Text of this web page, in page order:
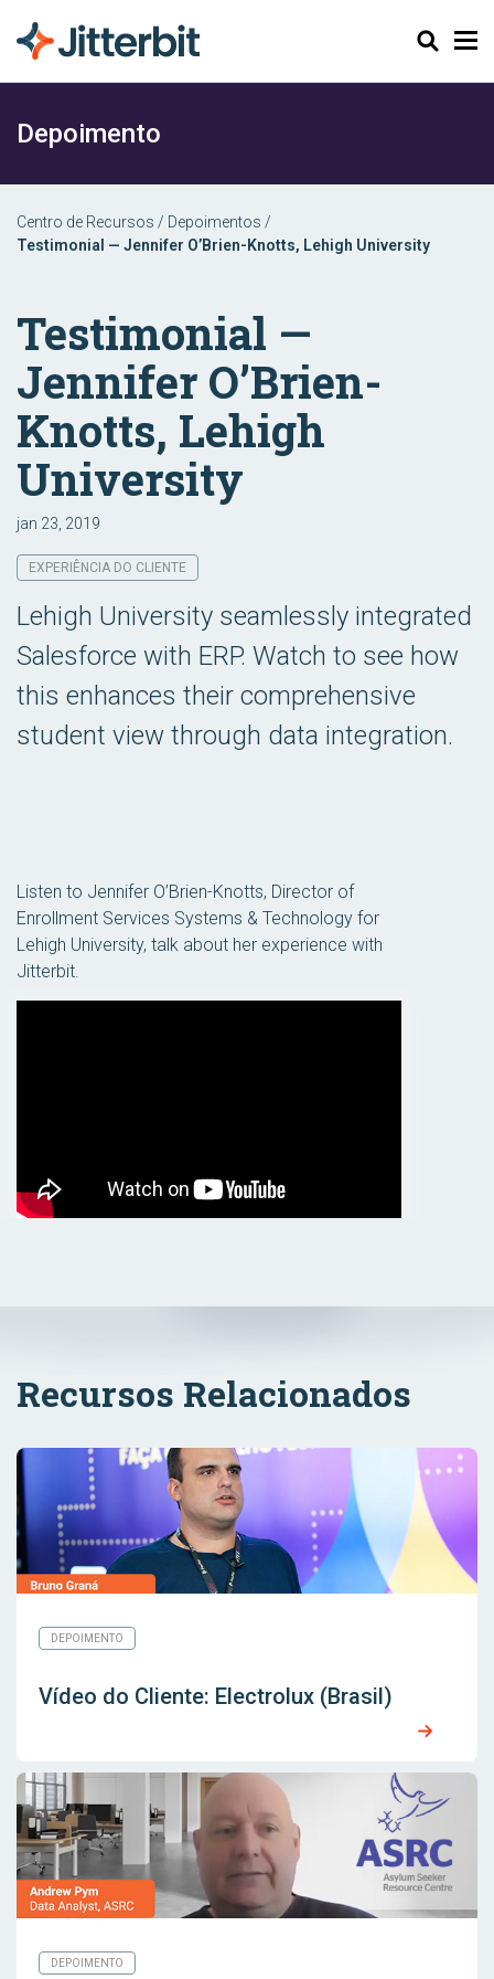
Pesquisar
Depoimento
Centro de Recursos / Depoimentos /
Testimonial — Jennifer O’Brien-Knotts, Lehigh University
Testimonial —
Jennifer O’Brien-
Knotts, Lehigh
University
jan 23, 2019
EXPERIÊNCIA DO CLIENTE
Lehigh University seamlessly integrated
Salesforce with ERP. Watch to see how
this enhances their comprehensive
student view through data integration.
Listen to Jennifer O’Brien-Knotts, Director of
Enrollment Services Systems & Technology for
Lehigh University, talk about her experience with
Jitterbit.
Recursos Relacionados
DEPOIMENTO
Vídeo do Cliente: Electrolux (Brasil)
DEPOIMENTO